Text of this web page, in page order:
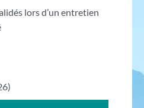
lors d’un entretien